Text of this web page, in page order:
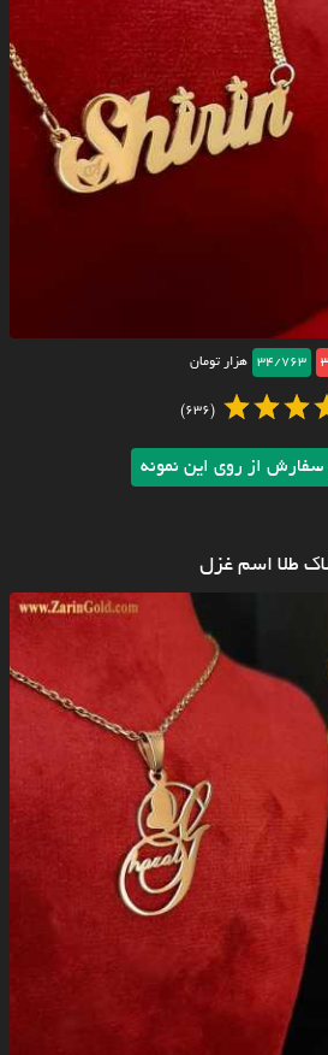
34/763 هزار تومان
(636)
سفارش از روی این نمونه
طلا اسم غزل